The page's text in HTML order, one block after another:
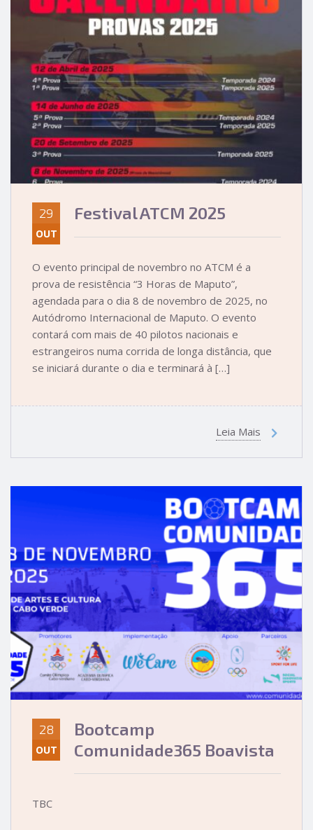
29
OUT
Festival ATCM 2025
O evento principal de novembro no ATCM é a
prova de resistência “3 Horas de Maputo”,
agendada para o dia 8 de novembro de 2025, no
Autódromo Internacional de Maputo. O evento
contará com mais de 40 pilotos nacionais e
estrangeiros numa corrida de longa distância, que
se iniciará durante o dia e terminará à […]
Leia Mais
28
OUT
Bootcamp
Comunidade365 Boavista
TBC